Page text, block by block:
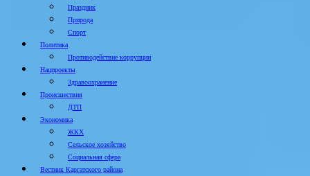
Праздник
Природа
Спорт
Политика
Противодействие коррупции
Нацпроекты
Здравоохранение
Происшествия
ДТП
Экономика
ЖКХ
Сельское хозяйство
Социальная сфера
Вестник Каргатского района